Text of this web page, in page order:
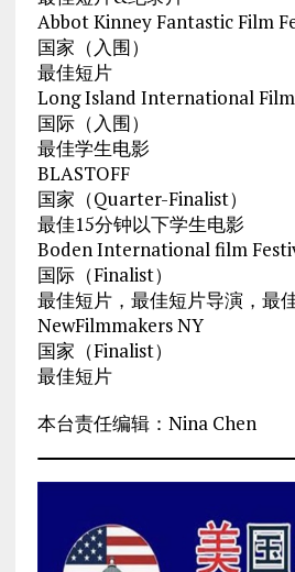
Abbot Kinney Fantastic Film
国家（入围）
最佳短片
Long Island International
国际（入围）
最佳学生电影
BLASTOFF
国家（Quarter-Finalist）
最佳15分钟以下学生电影
Boden International film
国际（Finalist）
最佳短片，最佳短片导演，最
NewFilmmakers NY
国家（Finalist）
最佳短片
本台责任编辑：Nina Chen